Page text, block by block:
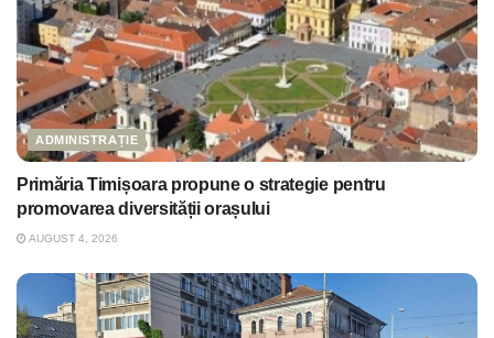
ADMINISTRAȚIE
Primăria Timișoara propune o strategie pentru
promovarea diversității orașului
AUGUST 4, 2026